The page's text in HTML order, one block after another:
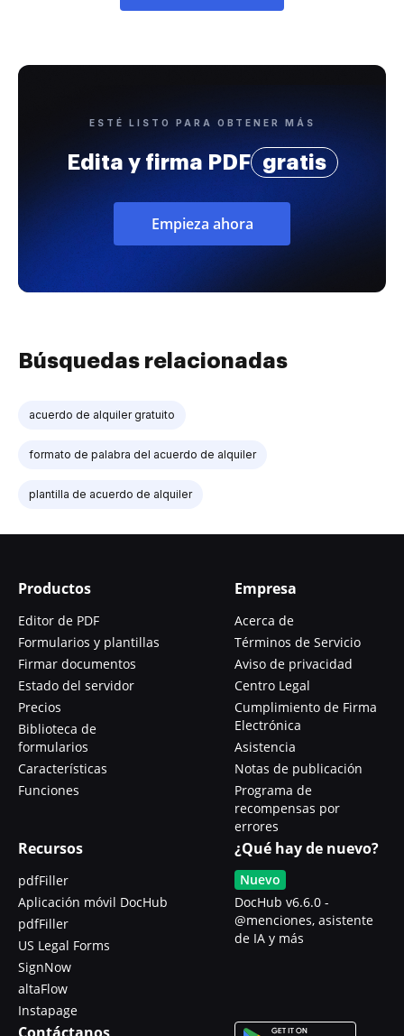
ESTÉ LISTO PARA OBTENER MÁS
Edita y firma PDF gratis
Empieza ahora
Búsquedas relacionadas
acuerdo de alquiler gratuito
formato de palabra del acuerdo de alquiler
plantilla de acuerdo de alquiler
Productos
Editor de PDF
Formularios y plantillas
Firmar documentos
Estado del servidor
Precios
Biblioteca de
formularios
Características
Funciones
Empresa
Acerca de
Términos de Servicio
Aviso de privacidad
Centro Legal
Cumplimiento de Firma
Electrónica
Asistencia
Notas de publicación
Programa de
recompensas por
errores
Recursos
pdfFiller
Aplicación móvil DocHub
pdfFiller
US Legal Forms
SignNow
altaFlow
Instapage
¿Qué hay de nuevo?
Nuevo
DocHub v6.6.0 -
@menciones, asistente
de IA y más